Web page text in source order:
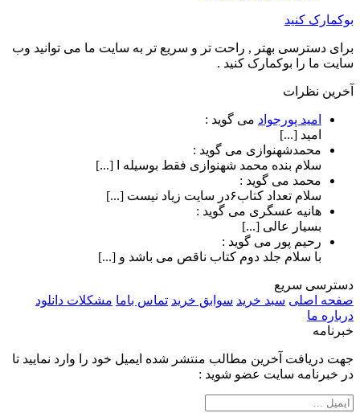
بوکمارک کنید
برای دسترسی بهتر , راحت تر و سریع تر به سایت ما می توانید وب
سایت ما را بوکمارک کنید .
آخرین نظرات
امید پورجواد می گوید :
امید [...]
محمدشهنوازی می گوید :
سلام بنده محمد شهنوازی فقط بوسیله ا [...]
محمد می گوید :
سلام تعداد کتاب۶در سایت زیاد نیست [...]
هانیه عسگری می گوید :
بسیار عالی [...]
رحیم پور می گوید :
با سلام جلد دوم کتاب ناقص می باشد و [...]
دسترسی سریع
صفحه اصلی سبد خرید سوابق خرید تماس باما مشکلات دانلود
درباره ما
خبرنامه
جهت دریافت آخرین مطالب منتشر شده ایمیل خود را وارد نمایید تا
در خبرنامه سایت عضو شوید :